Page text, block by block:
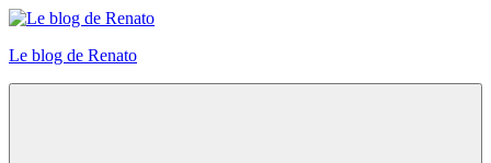
Skip
content
Le blog de Renato